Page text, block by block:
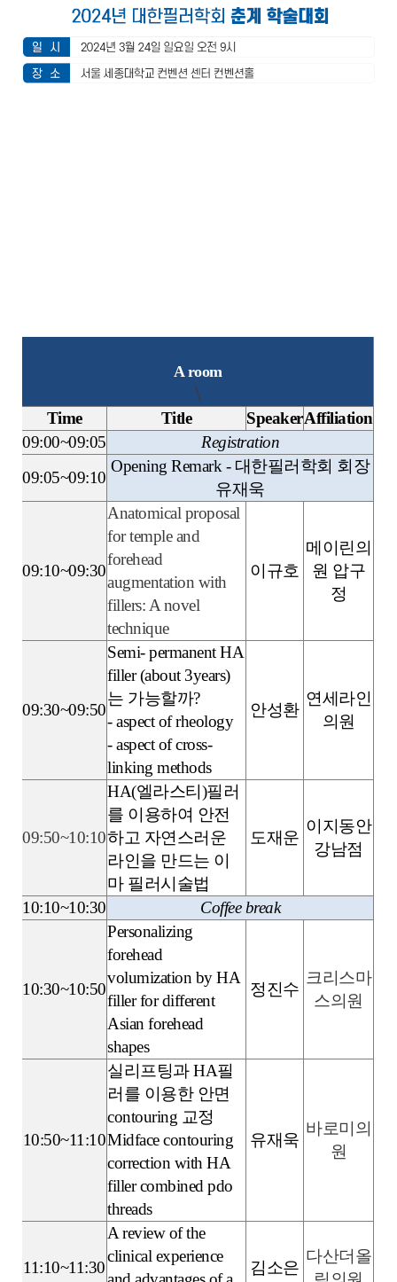
A room
\
Time Title SpeakerAffiliation
09:00~09:05
Registration
09:05~09:10
Opening Remark - 대한필러학회 회장
유재욱
09:10~09:30
Anatomical proposal
for temple and
forehead
augmentation with
fillers: A novel
technique
이규호
메이린의
원 압구
정
09:30~09:50
Semi- permanent HA
filler (about 3years)
는 가능할까?
- aspect of rheology
- aspect of cross-
linking methods
안성환
연세라인
의원
09:50~10:10
HA(엘라스티)필러
를 이용하여 안전
하고 자연스러운
라인을 만드는 이
마 필러시술법
도재운
이지동안
강남점
10:10~10:30 Coffee break
10:30~10:50
Personalizing
forehead
volumization by HA
filler for different
Asian forehead
shapes
정진수
크리스마
스의원
10:50~11:10
실리프팅과 HA필
러를 이용한 안면
contouring 교정
Midface contouring
correction with HA
filler combined pdo
threads
유재욱
바로미의
원
11:10~11:30
A review of the
clinical experience
김소은
다산더올